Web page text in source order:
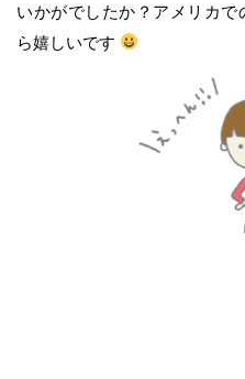
いかがでしたか？アメリカ
ら嬉しいです